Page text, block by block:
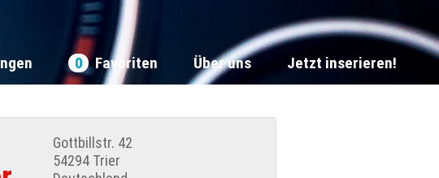
0 Favoriten Über uns Jetzt inserieren!
Gottbillstr. 42
54294 Trier